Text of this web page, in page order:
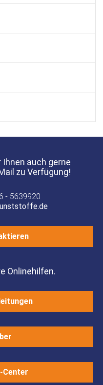
auch gerne
zu Verfügung!
- 5639920
Onlinehilfen.
Center